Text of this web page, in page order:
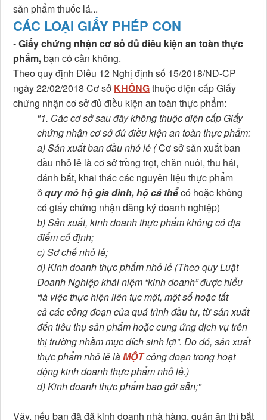
sản phẩm thuốc lá...
CÁC LOẠI GIẤY PHÉP CON
-Giấy chứng nhận cơ sỏ đủ điều kiện an toàn thực
phẩm,bạn có cần không.
Theo quy định Điều 12 Nghị định số 15/2018/NĐ-CP
ngày 22/02/2018 Cơ sở KHÔNGthuộc diện cấp Giấy
chứng nhận cơ sở đủ điều kiện an toàn thực phẩm:
"1. Các cơ sở sau đây không thuộc diện cấp Giấy
chứng nhận cơ sở đủ điều kiện an toàn thực phẩm:
a) Sản xuất ban đầu nhỏ lẻ (Cơ sở sản xuất ban
đầu nhỏ lẻ là cơ sở trồng trọt, chăn nuôi, thu hái,
đánh bắt, khai thác các nguyên liệu thực phẩm
ởquy mô hộ gia đình, hộ cá thểcó hoặc không
có giấy chứng nhận đăng ký doanh nghiệp)
b) Sản xuất, kinh doanh thực phẩm không có địa
điểm cố định;
c) Sơ chế nhỏ lẻ;
d) Kinh doanh thực phẩm nhỏ lẻ (Theo quy Luật
Doanh Nghiệp khái niệm “kinh doanh” được hiểu
“là việc thực hiện liên tục một, một số hoặc tất
cả các công đoạn của quá trình đầu tư, từ sản xuất
đến tiêu thụ sản phẩm hoặc cung ứng dịch vụ trên
thị trường nhằm mục đích sinh lợi”. Do đó, sản xuất
thực phẩm nhỏ lẻ làMỘTcông đoạn trong hoạt
động kinh doanh thực phẩm nhỏ lẻ.)
đ) Kinh doanh thực phẩm bao gói sẵn;"
Vậy, nếu bạn đã đã kinh doanh nhà hàng, quán ăn thì bắt